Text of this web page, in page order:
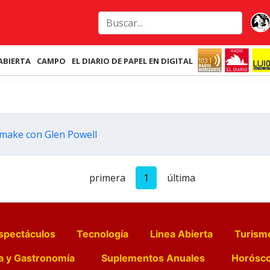
CAMPO EL DIARIO DE PAPEL EN DIGITAL
con Glen Powell
primera 1 última
Tecnología Linea Abierta
y Gastronomía
Suplementos Anuales